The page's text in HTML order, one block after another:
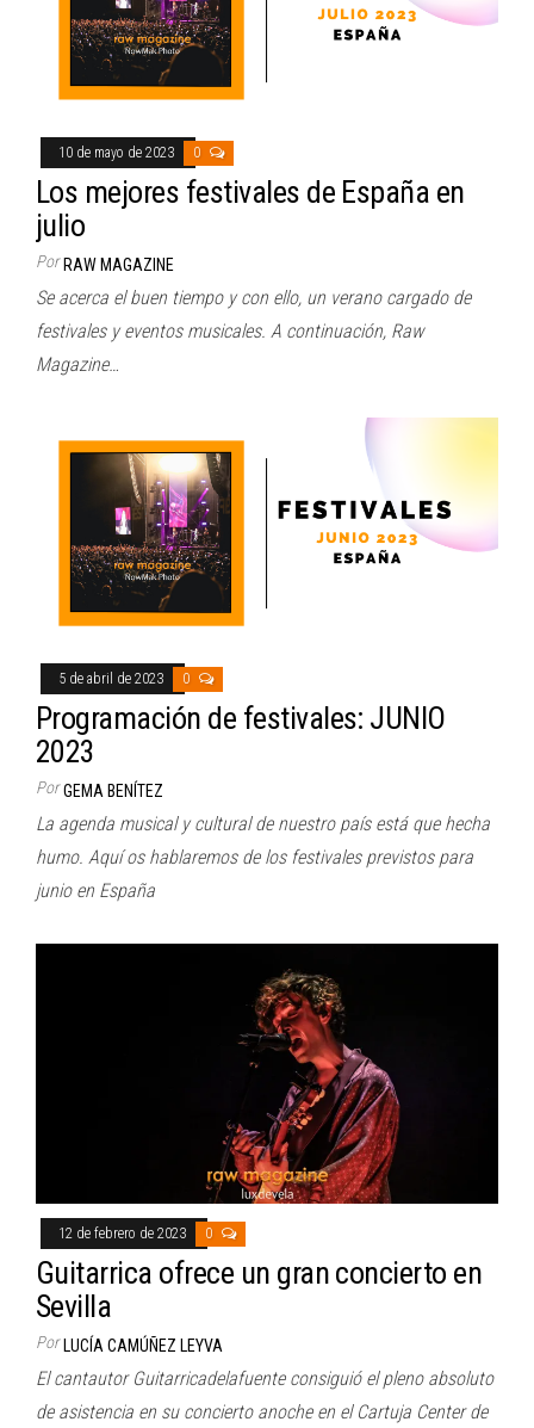
10 de mayo de 2023 0
Los mejores festivales de España en
julio
Por RAW MAGAZINE
Se acerca el buen tiempo y con ello, un verano cargado de
festivales y eventos musicales. A continuación, Raw
Magazine…
5 de abril de 2023 0
Programación de festivales: JUNIO
2023
Por GEMA BENÍTEZ
La agenda musical y cultural de nuestro país está que hecha
humo. Aquí os hablaremos de los festivales previstos para
junio en España
12 de febrero de 2023 0
Guitarrica ofrece un gran concierto en
Sevilla
Por LUCÍA CAMÚÑEZ LEYVA
El cantautor Guitarricadelafuente consiguió el pleno absoluto
de asistencia en su concierto anoche en el Cartuja Center de